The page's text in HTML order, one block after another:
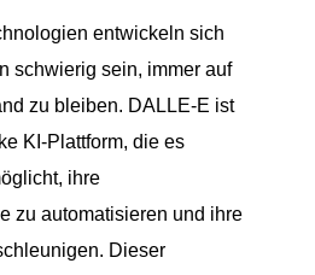
entwickeln sich
schwierig sein, immer auf
zu bleiben. DALLE-E ist
KI-Plattform, die es
ihre
zu automatisieren und ihre
Dieser